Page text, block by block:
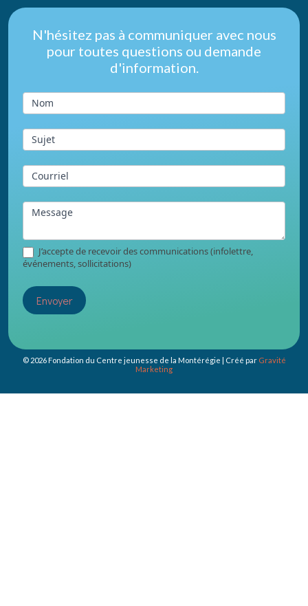
Nous
joindre
pied
de
page
N'hésitez pas à communiquer avec nous
pour toutes questions ou demande
d'information.
Nom
Sujet
Courriel
Message
J’accepte de recevoir des communications (infolettre,
événements, sollicitations)
Envoyer
© 2026 Fondation du Centre jeunesse de la Montérégie | Créé par Gravité
Marketing